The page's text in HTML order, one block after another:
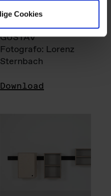
Cookies
GUSTAV
Fotografo: Lorenz
Sternbach
Download